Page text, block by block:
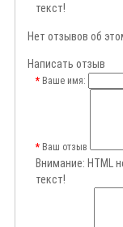
текст!
Нет отзывов об
Написать отзыв
Ваше имя:
Ваш отзыв
Внимание: HTML
текст!